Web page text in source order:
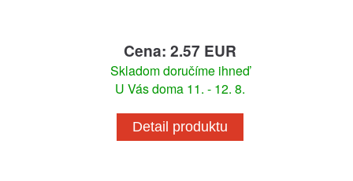
Cena: 2.57 EUR
Skladom doručíme ihneď
U Vás doma 11. - 12. 8.
Detail produktu